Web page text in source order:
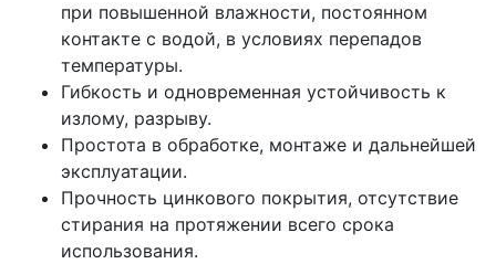
при повышенной влажности, постоянном
контакте с водой, в условиях перепадов
температуры.
Гибкость и одновременная устойчивость к
излому, разрыву.
Простота в обработке, монтаже и дальнейшей
эксплуатации.
Прочность цинкового покрытия, отсутствие
стирания на протяжении всего срока
использования.